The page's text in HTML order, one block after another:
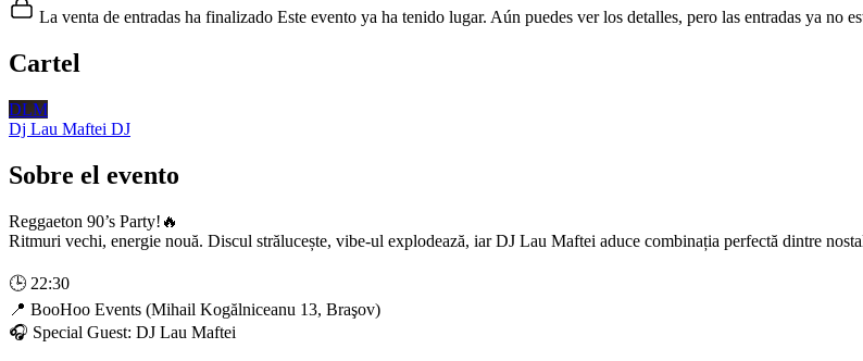
La venta de entradas ha finalizado Este evento ya ha tenido lugar. Aún puedes ver los detalles, pero las entradas ya no
Cartel
DLM
Dj Lau Maftei DJ
Sobre el evento
Reggaeton 90’s Party!🔥
Ritmuri vechi, energie nouă. Discul strălucește, vibe-ul explodează, iar DJ Lau Maftei aduce combinația perfectă dintre
🕒 22:30
📍 BooHoo Events (Mihail Kogălniceanu 13, Braşov)
🎧 Special Guest: DJ Lau Maftei